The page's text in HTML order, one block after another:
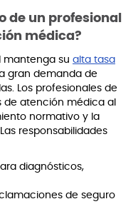
de un profesional
médica?
mantenga su alta tasa
gran demanda de
Los profesionales de
de atención médica al
normativo y la
responsabilidades
diagnósticos,
de seguro